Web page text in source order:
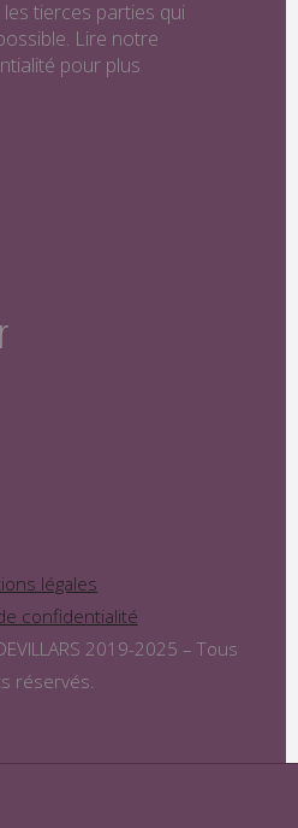
les tierces parties qui
Lire notre
pour plus
légales
confidentialité
2019-2025 – Tous
réservés.